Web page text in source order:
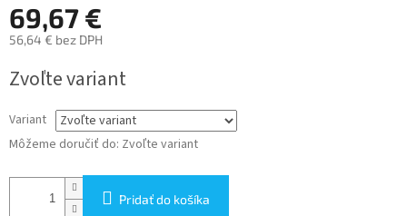
69,67 €
56,64 € bez DPH
cena:
Zvoľte variant
Variant
Môžeme doručiť do: Zvoľte variant
Pridať do košíka